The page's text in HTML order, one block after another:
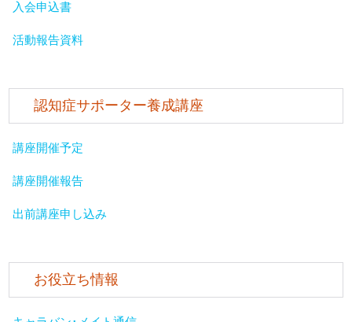
入会申込書
活動報告資料
認知症サポーター養成講座
講座開催予定
講座開催報告
出前講座申し込み
お役立ち情報